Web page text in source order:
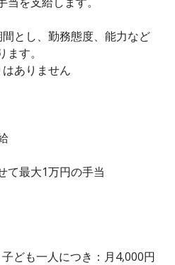
とし、勤務態度、能力など
す。
ありません
て最大1万円の手当
ども一人につき：月4,000円